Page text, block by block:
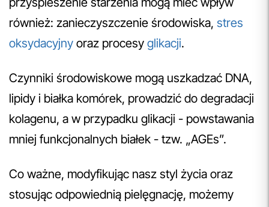
również: zanieczyszczenie środowiska, stres
oksydacyjny oraz procesy glikacji.
Czynniki środowiskowe mogą uszkadzać DNA,
lipidy i białka komórek, prowadzić do degradacji
kolagenu, a w przypadku glikacji - powstawania
mniej funkcjonalnych białek - tzw. „AGEs”.
Co ważne, modyfikując nasz styl życia oraz
stosując odpowiednią pielęgnację, możemy